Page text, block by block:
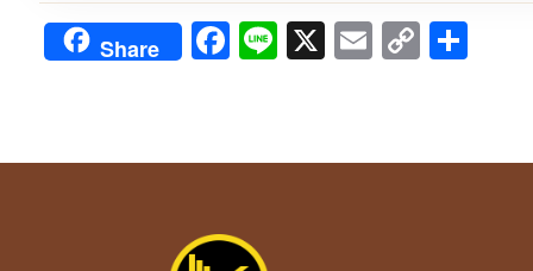
Share Facebook
Line
X Email
Copy